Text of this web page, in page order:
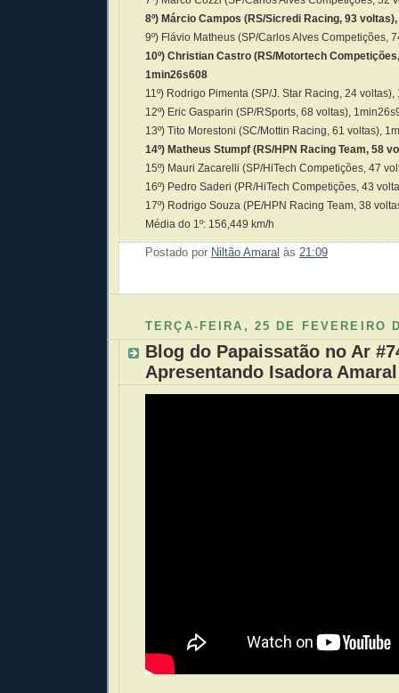
8º) Márcio Campos (RS/Sicredi Racing, 93
9º) Flávio Matheus (SP/Carlos Alves Competições,
10º) Christian Castro (RS/Motortech
1min26s608
11º) Rodrigo Pimenta (SP/J. Star Racing, 24
12º) Eric Gasparin (SP/RSports, 68 voltas),
13º) Tito Morestoni (SC/Mottin Racing, 61 voltas),
14º) Matheus Stumpf (RS/HPN Racing Team, 58
15º) Mauri Zacarelli (SP/HiTech Competições, 47
16º) Pedro Saderi (PR/HiTech Competições, 43
17º) Rodrigo Souza (PE/HPN Racing Team, 38
Média do 1º: 156,449 km/h
Postado por Niltão Amaral às 21:09
TERÇA-FEIRA, 25 DE FEVEREIRO
Blog do Papaissatão no Ar
Apresentando Isadora Amaral